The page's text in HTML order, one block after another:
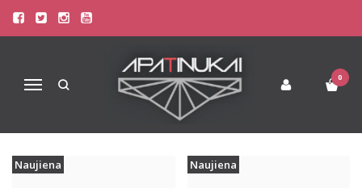
Navigacija
0
KRŪTINĖS LIPDUKAI
Liemenėlės Krūtinės Lipdukai
Naujiena Naujiena